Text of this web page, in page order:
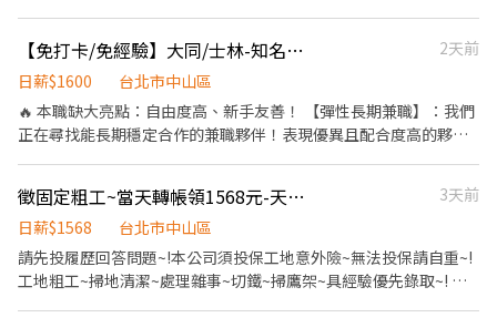
❷18:45-22:45（一週至少2天16:15起班） ✦排班方式 含假日周排
班3-5天班 ----------------------------- ▶工作地點 (可自選門店) 缺
額如下 ☀️中山長春 - 智取店 中山區長春路197號1樓(缺早、假日
早、假日晚) ☀️中山晴光 - 智取店 中山區中山北路三段27之1號與25
之27號1樓(缺早、晚) ☀️中山農安 - 智取店 中山區農安街166號1樓
(缺早、晚、假日早、假日晚) ☀️中山實踐 - 智取店 中山區大直街56
號1樓(缺早、晚) ☀️新中山朱馥 - 智取店 中山區興安街34之1號1樓
(缺早、午、晚) ✔️中山林森店 中山區林森北路594號1樓(缺早、晚)
✔️中山龍江店 中山區龍江路248號1樓(缺晚)
【免打卡/免經驗】大同/士林-知名藥妝商品陳列專員(自排時間/自備機車)
2天前
日薪$1600
台北市中山區
🔥 本職缺大亮點：自由度高、新手友善！ 【彈性長期兼職】：我們
正在尋找能長期穩定合作的兼職夥伴！表現優異且配合度高的夥
龍專業職前訓練」，由前輩手把手帶領，流程明確、好上手，讓你
輕鬆變成陳列大師！ 【免打卡上下班】：不用每天到公司報到，也
不用準點打卡！ 【自己當時間主人】：每天幾點出門、幾點收工由
你決定！只要在公司指定的檔期期間內，自行安排時間把負責的門
徵固定粗工~當天轉帳領1568元-天天有工作~無經驗可~有經驗佳~歡迎各位加入
3天前
日薪$1568
台北市中山區
請先投履歷回答問題~!本公司須投保工地意外險~無法投保請自重~!
工地粗工~掃地清潔~處理雜事~切鐵~掃鷹架~具經驗優先錄取~! 無